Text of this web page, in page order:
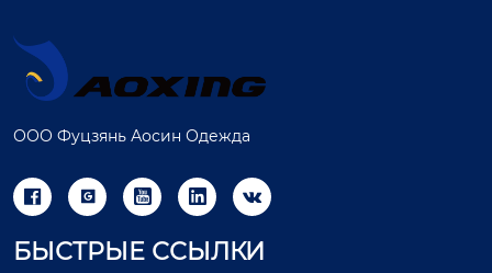
ООО Фуцзянь Аосин Одежда
    
БЫСТРЫЕ ССЫЛКИ